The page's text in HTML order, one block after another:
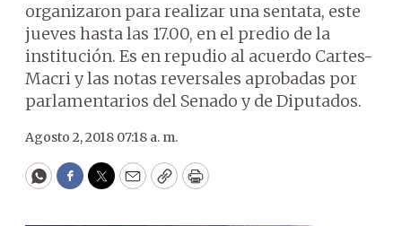
organizaron para realizar una sentata, este
jueves hasta las 17.00, en el predio de la
institución. Es en repudio al acuerdo Cartes-
Macri y las notas reversales aprobadas por
parlamentarios del Senado y de Diputados.
Agosto 2, 2018 07:18 a. m.
WhatsApp
Facebook
Twitter
EmailCopyPrint